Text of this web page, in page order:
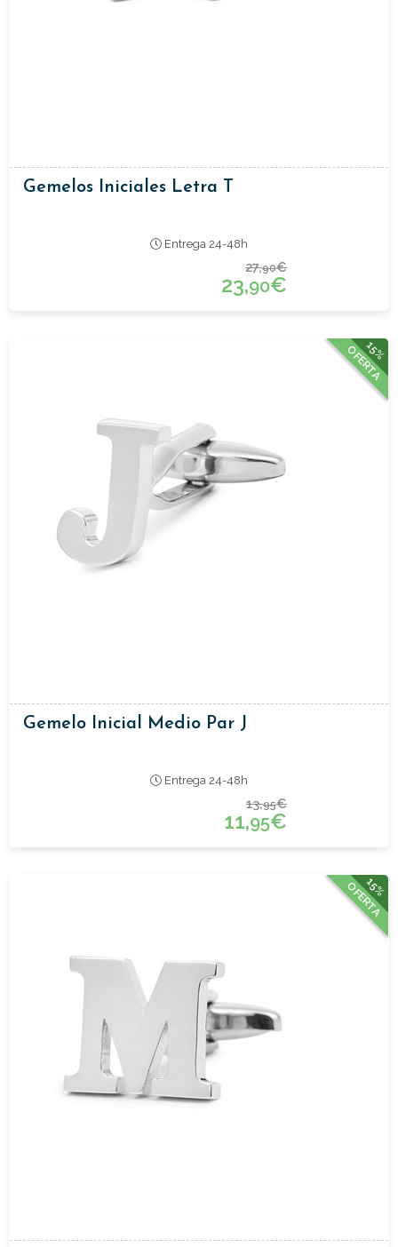
Gemelos Iniciales Letra T
Entrega 24-48h
27,90€
23,90€
15%
OFERTA
Gemelo Inicial Medio Par J
Entrega 24-48h
13,95€
11,95€
15%
OFERTA